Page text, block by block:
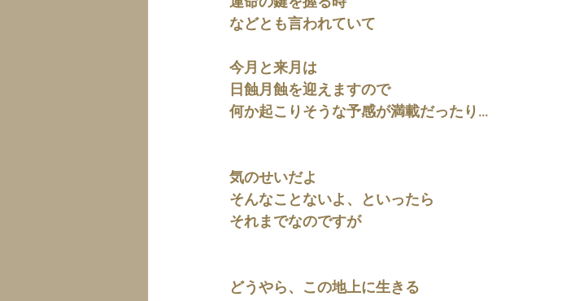
などとも言われていて
今月と来月は
日蝕月蝕を迎えますので
何か起こりそうな予感が満載だったり...
気のせいだよ
そんなことないよ、といったら
それまでなのですが
どうやら、この地上に生きる